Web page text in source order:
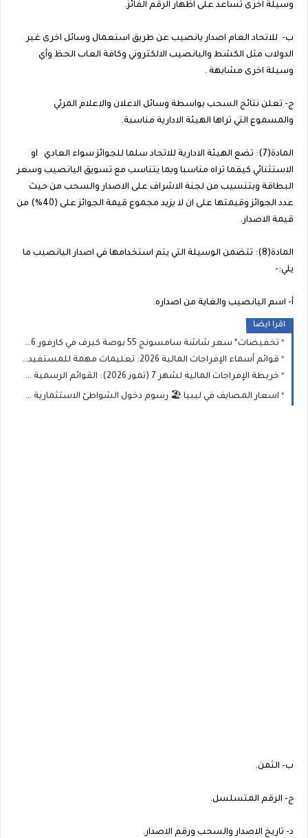
وسيلة اخرى تساعد على اظهار الرقم الفائز.
ب- للاتحاد العام اصدار يانصيب عن طريق استعمال وسائل اخرى غير
الدولاب مثل الكشط واليانصيب الالكتروني وكافة العاب الحظ وأي
وسيلة اخرى مشابهة .
ج‌- تعلن نتائج السحب بواسطة وسائل الاعلان والاعلام المرئي
والمسموع التي تراها الهيئة الادارية مناسبة.
المادة(7): تضع الهيئة الادارية للاتحاد سلما للجوائز سواء العادي او
الاستثنائي كيفما تراه مناسبا وبما يتناسب مع تسويق اليانصيب وسعر
البطاقة وبتنسيب من لجنة الاشراف على الاصدار والسحب من حيث
عدد الجوائز وقيمتها على ان لا يزيد مجموع قيمة الجوائز على (40%) من
قيمة الاصدار.
المادة(8): تتضمن الوسيلة التي يتم استخدامها في اصدار اليانصيب ما
يلي:-
أ‌- اسم اليانصيب والغاية من اصداره.
اقرا ايضا
تخفيضات* سعر شاشة سامسونج 55 بوصة كيرف في كارفور 2026 💡 جدول الأسعار وأهم العروض الخفية
قوائم أسماء الإفراجات المالية 2026: تعليمات مهمة للمستفيدين من الإفراجات بالزراعة والتعليم والصحة
خريطة الإفراجات المالية لشهر 7 (تموز 2026): القوائم الرسمية وطريقة الاستعلام عن الزيادات وموعد الفروقات
اسعار المصايف في ليبيا 🏖️ رسوم دخول الشواطئ الاستثمارية والمجانية في طرابلس وبنغازي وأفضلها
ب- الثمن.
ج- الرقم المتسلسل.
د‌- تاريخ الاصدار والسحب ورقم الاصدار.